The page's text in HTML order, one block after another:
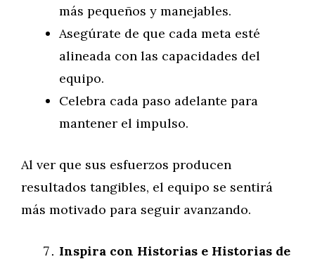
más pequeños y manejables.
Asegúrate de que cada meta esté
alineada con las capacidades del
equipo.
Celebra cada paso adelante para
mantener el impulso.
Al ver que sus esfuerzos producen
resultados tangibles, el equipo se sentirá
más motivado para seguir avanzando.
Inspira con Historias e Historias de